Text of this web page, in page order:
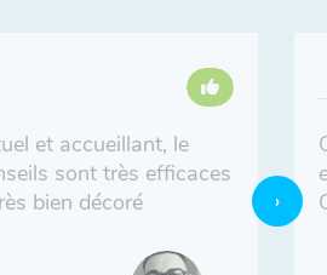
et accueillant, le
sont très efficaces
bien décoré